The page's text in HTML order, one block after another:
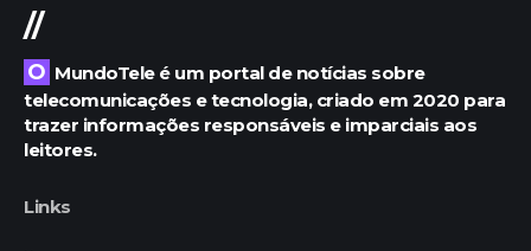
//
O MundoTele é um portal de notícias sobre
telecomunicações e tecnologia, criado em 2020 para
trazer informações responsáveis e imparciais aos
leitores.
Links